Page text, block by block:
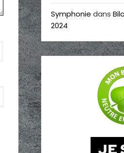
Symphonie dans
2024